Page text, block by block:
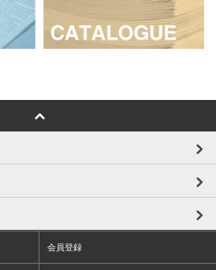
会員登録